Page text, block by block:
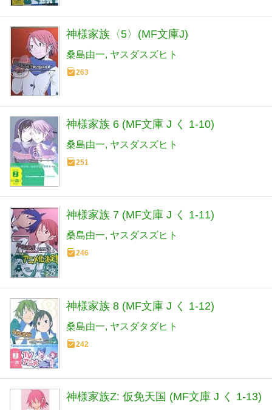
神様家族〈5〉(MF文庫J)
桑島由一 ヤスダスズヒト
263
神様家族 6 (MF文庫 J く 1-10)
桑島由一 ヤスダスズヒト
251
神様家族 7 (MF文庫 J く 1-11)
桑島由一 ヤスダスズヒト
246
神様家族 8 (MF文庫 J く 1-12)
桑島由一 ヤスダタダヒト
242
神様家族Z: 仮免天国 (MF文庫 J く 1-13)